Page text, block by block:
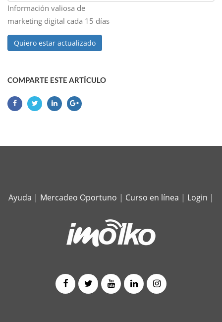
Información valiosa de
marketing digital cada 15 días
Quiero estar actualizado
COMPARTE ESTE ARTÍCULO
Ayuda | Mercadeo Oportuno | Curso en línea | Login |